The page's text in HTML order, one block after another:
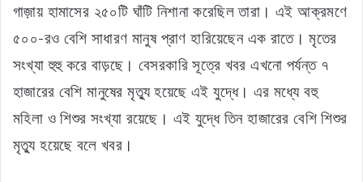
গাজ়ায় হামাসের ২৫০টি ঘাঁটি নিশানা করেছিল তারা। এই আক্রমণে
৫০০-রও বেশি সাধারণ মানুষ প্রাণ হারিয়েছেন এক রাতে। মৃতের
সংখ্যা হুহু করে বাড়ছে। বেসরকারি সূত্রে খবর এখনো পর্যন্ত ৭
হাজারের বেশি মানুষের মৃত্যু হয়েছে এই যুদ্ধে। এর মধ্যে বহু
মহিলা ও শিশুর সংখ্যা রয়েছে। এই যুদ্ধে তিন হাজারের বেশি শিশুর
মৃত্যু হয়েছে বলে খবর।